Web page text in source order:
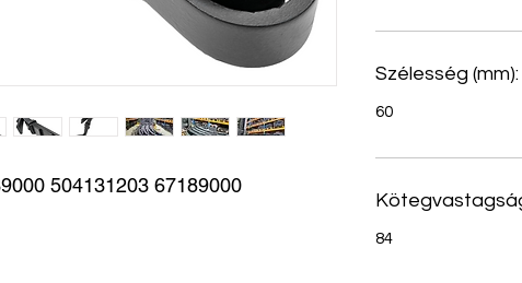
504131203 67189000
Szélesség (mm):
60
84